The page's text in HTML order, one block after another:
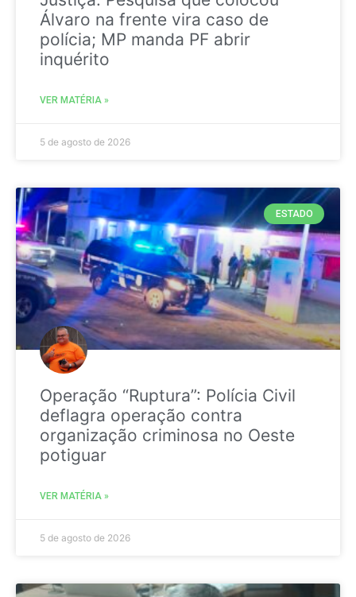
Álvaro na frente vira caso de
polícia; MP manda PF abrir
inquérito
VER MATÉRIA »
5 de agosto de 2026
ESTADO
Operação “Ruptura”: Polícia Civil
deflagra operação contra
organização criminosa no Oeste
potiguar
VER MATÉRIA »
5 de agosto de 2026